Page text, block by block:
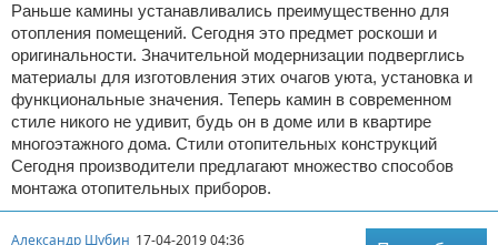
Раньше камины устанавливались преимущественно для
отопления помещений. Сегодня это предмет роскоши и
оригинальности. Значительной модернизации подверглись
материалы для изготовления этих очагов уюта, установка и
функциональные значения. Теперь камин в современном
стиле никого не удивит, будь он в доме или в квартире
многоэтажного дома. Стили отопительных конструкций
Сегодня производители предлагают множество способов
монтажа отопительных приборов.
Александр Шубин 17-04-2019 04:36